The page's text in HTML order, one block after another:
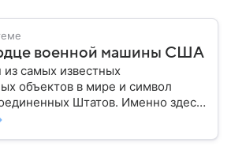
военной машины США
самых известных
объектов в мире и символ
Штатов. Именно здесь
квартира Министерства